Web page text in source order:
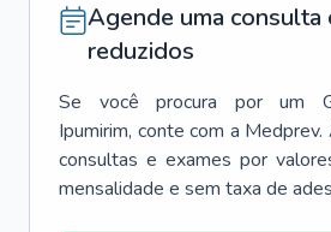
Agende uma consulta
reduzidos
Se você procura por um
Ipumirim, conte com a Medprev.
consultas e exames por
mensalidade e sem taxa de